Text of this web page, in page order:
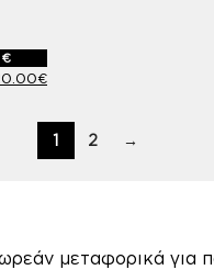
€
€
1 2 →
μεταφορικά για